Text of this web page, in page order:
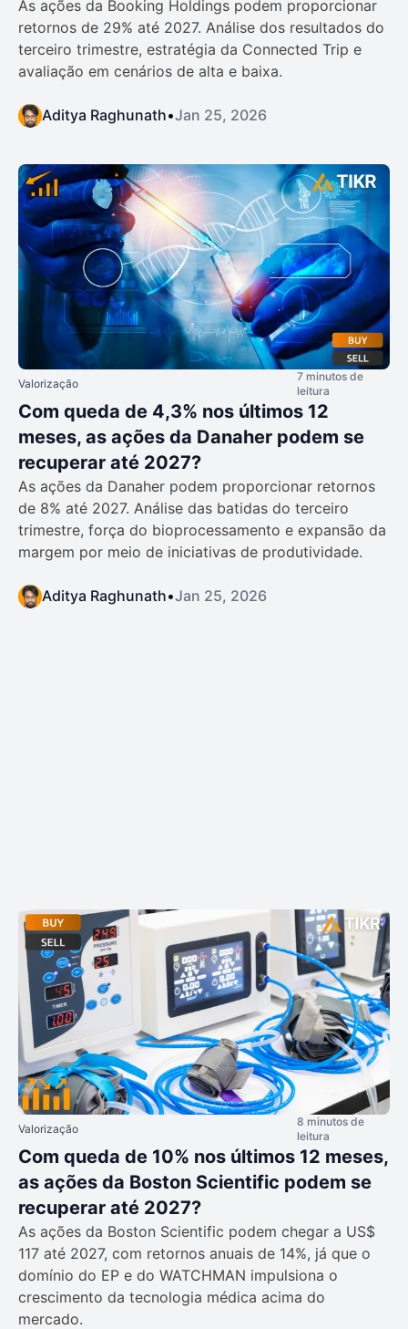
As ações da Booking Holdings podem proporcionar
retornos de 29% até 2027. Análise dos resultados do
terceiro trimestre, estratégia da Connected Trip e
avaliação em cenários de alta e baixa.
Aditya Raghunath•Jan 25, 2026
Valorização
7 minutos de
leitura
Com queda de 4,3% nos últimos 12
meses, as ações da Danaher podem se
recuperar até 2027?
As ações da Danaher podem proporcionar retornos
de 8% até 2027. Análise das batidas do terceiro
trimestre, força do bioprocessamento e expansão da
margem por meio de iniciativas de produtividade.
Aditya Raghunath•Jan 25, 2026
Valorização
8 minutos de
leitura
Com queda de 10% nos últimos 12 meses,
as ações da Boston Scientific podem se
recuperar até 2027?
As ações da Boston Scientific podem chegar a US$
117 até 2027, com retornos anuais de 14%, já que o
domínio do EP e do WATCHMAN impulsiona o
crescimento da tecnologia médica acima do
mercado.